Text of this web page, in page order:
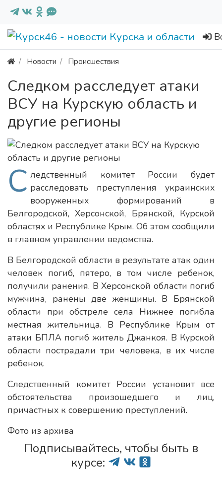
Новости Происшествия
Следком расследует атаки
ВСУ на Курскую область и
другие регионы
С ледственный комитет России будет
расследовать преступления украинских
вооруженных формирований в
Белгородской, Херсонской, Брянской, Курской
областях и Республике Крым. Об этом сообщили
в главном управлении ведомства.
В Белгородской области в результате атак один
человек погиб, пятеро, в том числе ребенок,
получили ранения. В Херсонской области погиб
мужчина, ранены две женщины. В Брянской
области при обстреле села Нижнее погибла
местная жительница. В Республике Крым от
атаки БПЛА погиб житель Джанкоя. В Курской
области пострадали три человека, в их числе
ребенок.
Следственный комитет России установит все
обстоятельства произошедшего и лиц,
причастных к совершению преступлений.
Фото из архива
Подписывайтесь, чтобы быть в
курсе: